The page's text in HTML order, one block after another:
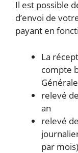
Il est possible
d’envoi de
payant en
La
compte
relevé
an
relevé
par mois)